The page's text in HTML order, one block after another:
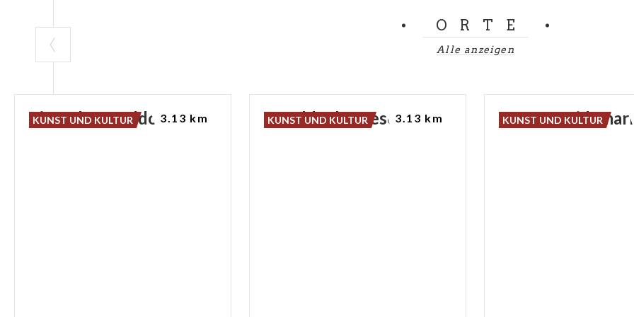
ORTE
Alle anzeigen
PiazzaleArnaldo
KUNST UND KULTUR 3.13 km ArnaldodaBrescia
KUNST UND KULTUR 3.13 km Der
KUNST UND KULTUR